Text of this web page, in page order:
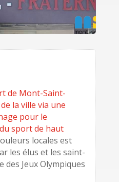
de Mont-Saint-
la ville via une
pour le
sport de haut
locales est
les élus et les saint-
des Jeux Olympiques